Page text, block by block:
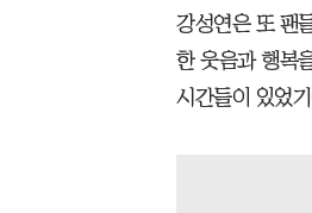
강성연은 또 팬
한 웃음과 행복
시간들이 있었